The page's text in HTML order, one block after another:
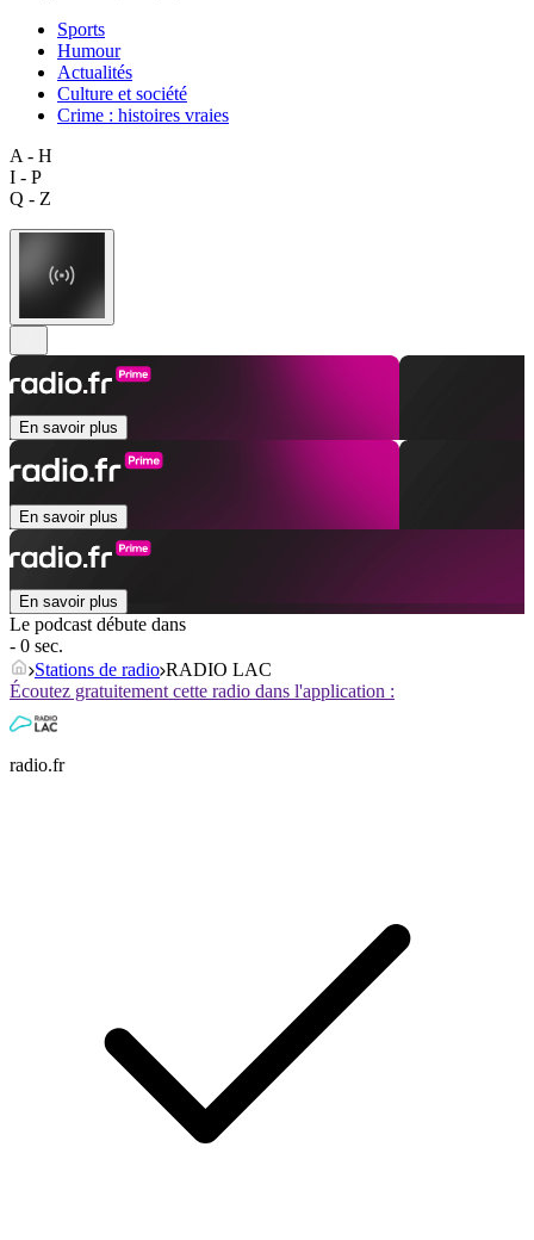
Sports
Humour
Actualités
Culture et société
Crime : histoires vraies
A - H
I - P
Q - Z
En savoir plus
En savoir plus
En savoir plus
Le podcast débute dans
- 0 sec.
Stations de radio RADIO LAC
Écoutez gratuitement cette radio dans l'application :
radio.fr